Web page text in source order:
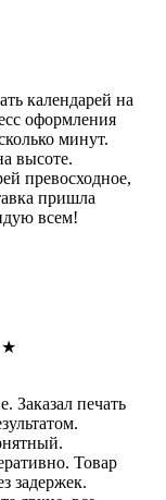
календарей на
оформления
минут.
высоте.
превосходное,
пришла
всем!
★
Заказал печать
Товар
задержек.